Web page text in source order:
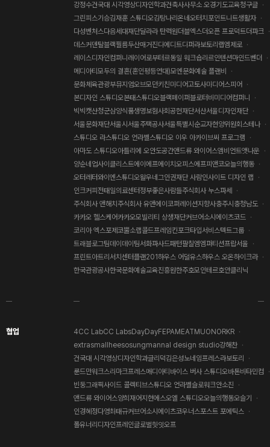
강정수건국대 시각영상디자인학과건축사사무소 오경기도교육청구글
그린피스기승김재훈 스튜디오김탕나리온네오터치포인트니트생활자
다성벤처스다음세대재단달라라 탄력원더블엑스더오픈 프로덕트더파크
데스커덴탈블랙필름두산매거진디에디트디퍼라보토리 랩엠제로
레이스디자인컴퍼니 레이어로부터르동일 워크숍리르인텐션마인드벤더
메디아티 모두의 결혼(혼인평등연대)모엔문화예술 플랜비
문화체육관광부뮤지엄오브모던키친미디어고토사미디어스피어
본디자인 스튜디오본태스튜디오블랙페이퍼블로터 비미디어컴퍼니
빅빅캣산청군삼양식품생명보험사회공헌재단서산서울디자인재단
서울문화재단서울시 서울주택공사서울특별시 순교자현양위원회 스테나
스튜디오 라스튜디오 언라벨스튜디오 이우 아카이브씨 프로그램
아마도 스튜디오아틀리에 오안도공간앤드류 와이어스앰비언트앳나운
양순네 업사이클리스트에이에프에이치오피스에프피앤코오늘의행동
오터레터와이엔스튜디오왈우네그인권재단 사람인사이트 디자인 랩
인크커피전태일의료센터정부좋은사람들주식회사 누스파세
주식회사 앤해치 주식회사 유앤에이코퍼레이션지향사충주시 충청남도
카카오 헬스케어카카오모빌리티 상생재단커브어소시에이츠코드
코리아 엑스포제 코뿔소랩콜드프레임킨포크타입서비스텍트그룹
트래블로그팀데이데이 팀서화파사드패턴팔칠엠엠퍼티션프랍서울
프린트아트리서치센터플랜201하우스 어덜유스하우스 오온하이크라
한국관광공사한국문화예술교육진흥원한주호모인테르호안클리닉
협업 4CC LabCC LabsDayDayFEPAMEAT MUON ORKR
extrasmall
heesosungmannal design studio강해찬
건국대 시각영상디자인학과글리덕김은성노네임프레스라보토리
룬드만워크스리마크프레스메디아티 바이스 버사 스튜디오바톤비타민컴
빈둥그래픽사이드 콜렉티브스튜디오 언라벨슬로워크안소진
앤드류 와이어스양희재어지현에스오엘 스튜디오오늘의행동오슬기
인경혜 정다영최태규커브어소시에이츠코우너스포스트 포에틱스
폴유너리디자인프레인글로벌힛잇오프